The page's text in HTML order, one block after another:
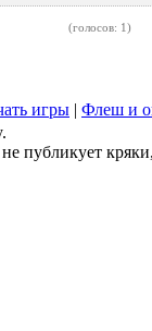
(голосов: 1)
игры | Флеш и
публикует